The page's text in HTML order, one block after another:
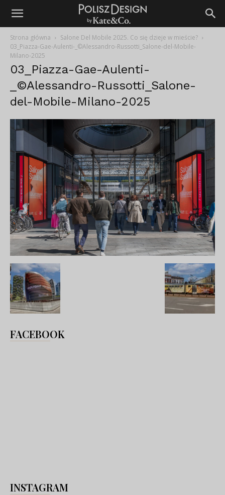
Strona główna
Salone Del Mobile 2025. Co się dzieje w mieście?
03_Piazza-Gae-Aulenti-_©Alessandro-Russotti_Salone-del-Mobile-
Milano-2025
03_Piazza-Gae-Aulenti-
_©Alessandro-Russotti_Salone-
del-Mobile-Milano-2025
FACEBOOK
INSTAGRAM